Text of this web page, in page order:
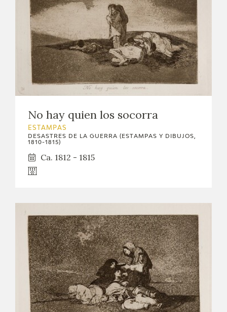
No hay quien los socorra
ESTAMPAS
DESASTRES DE LA GUERRA (ESTAMPAS Y DIBUJOS,
1810-1815)
Ca. 1812 - 1815